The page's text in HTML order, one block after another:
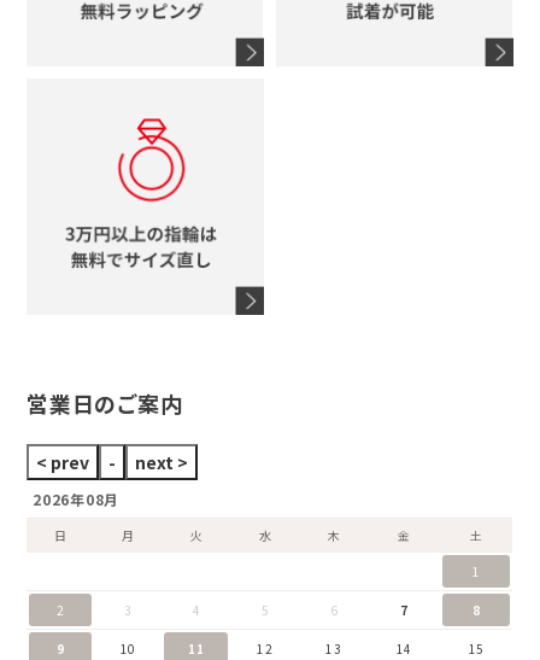
スタージュエリー
ウノアエレ
ブランドアイテムをすべて見る
シャネル
タグホイヤー
営業日のご案内
2026年08月
日 月 火 水 木 金
土
1
2 3 4 5 6 7 8
9 10 11 12 13 14 15